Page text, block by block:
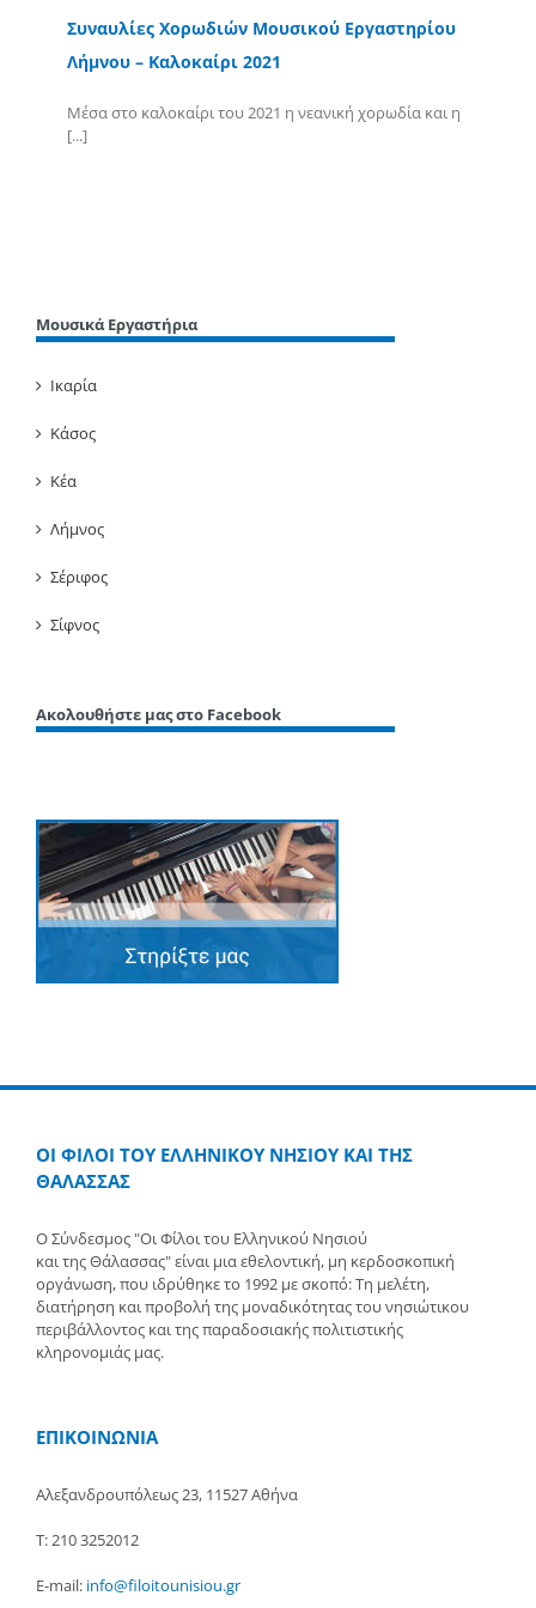
Συναυλίες Χορωδιών Μουσικού Εργαστηρίου
Λήμνου – Καλοκαίρι 2021
Μέσα στο καλοκαίρι του 2021 η νεανική χορωδία και η
[...]
Μουσικά Εργαστήρια
Ικαρία
Κάσος
Κέα
Λήμνος
Σέριφος
Σίφνος
Ακολουθήστε μας στο Facebook
ΟΙ ΦΙΛΟΙ ΤΟΥ ΕΛΛΗΝΙΚΟΥ ΝΗΣΙΟΥ ΚΑΙ ΤΗΣ
ΘΑΛΑΣΣΑΣ
Ο Σύνδεσμος "Οι Φίλοι του Ελληνικού Νησιού
και της Θάλασσας" είναι μια εθελοντική, μη κερδοσκοπική
οργάνωση, που ιδρύθηκε το 1992 με σκοπό: Τη μελέτη,
διατήρηση και προβολή της μοναδικότητας του νησιώτικου
περιβάλλοντος και της παραδοσιακής πολιτιστικής
κληρονομιάς μας.
ΕΠΙΚΟΙΝΩΝΙΑ
Αλεξανδρουπόλεως 23, 11527 Αθήνα
Τ: 210 3252012
E-mail: info@filoitounisiou.gr